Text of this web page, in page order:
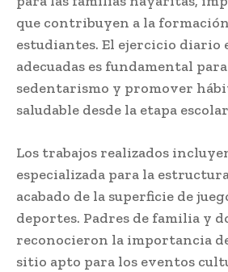
que contribuyen a la
estudiantes. El ejercicio diario
adecuadas es fundamental
sedentarismo y promover
saludable desde la etapa
Los trabajos realizados
especializada para la
acabado de la superficie de
deportes. Padres de familia y
reconocieron la importancia
sitio apto para los eventos